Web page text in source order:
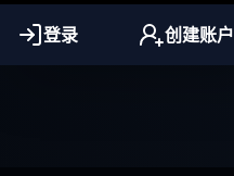
登录 创建账户